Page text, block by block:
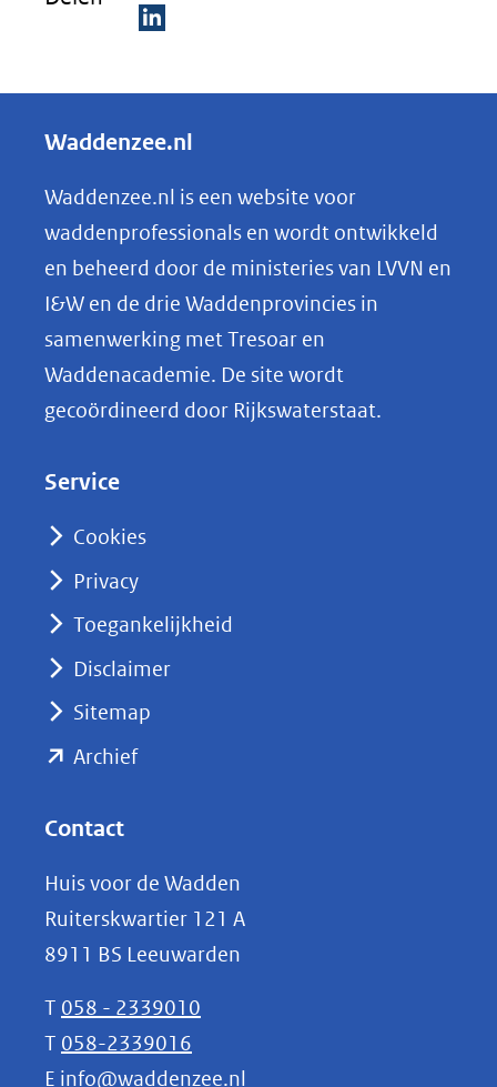
e
e
n
o
p
k
e
nieuw
naar
Waddenzee.nl
Waddenzee.nl is een website voor
waddenprofessionals en wordt ontwikkeld
en beheerd door de ministeries van LVVN en
I&W en de drie Waddenprovincies in
samenwerking met Tresoar en
Waddenacademie. De site wordt
gecoördineerd door Rijkswaterstaat.
Service
Cookies
Privacy
Toegankelijkheid
Disclaimer
Sitemap
Archief(opent
(verwijst
naar
een
andere
website)
Contact
Huis voor de Wadden
Ruiterskwartier 121 A
8911 BS Leeuwarden
T 058 - 2339010
T 058-2339016
E info@waddenzee.nl